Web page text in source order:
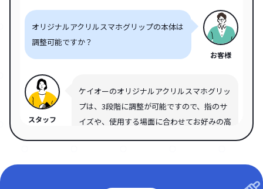
お客様
オリジナルアクリルスマホグリップの本体は
調整可能ですか？
スタッフ
ケイオーのオリジナルアクリルスマホグリッ
プは、3段階に調整が可能ですので、指のサ
イズや、使用する場面に合わせてお好みの高
ないときは邪魔になりません。指で挟むタイ